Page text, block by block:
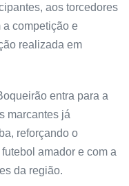
aos torcedores
a competição e
realizada em
entra para a
marcantes já
reforçando o
amador e com a
da região.